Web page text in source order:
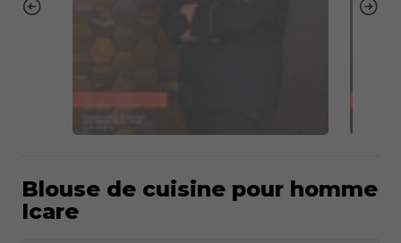
Blouse de cuisine pour homme
Icare